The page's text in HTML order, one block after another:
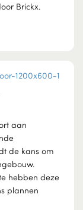
Brickx.
aan
de kans om
hebben deze
plannen